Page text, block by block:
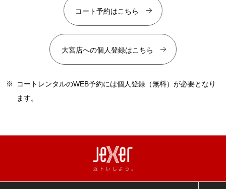
コート予約はこちら
大宮店への個人登録はこちら
※
コートレンタルのWEB予約には個人登録（無料）が必要となり
ます。